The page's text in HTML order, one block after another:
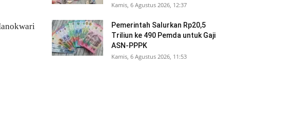
Kamis, 6 Agustus 2026, 12:37
Pemerintah Salurkan Rp20,5
Triliun ke 490 Pemda untuk Gaji
ASN-PPPK
Kamis, 6 Agustus 2026, 11:53